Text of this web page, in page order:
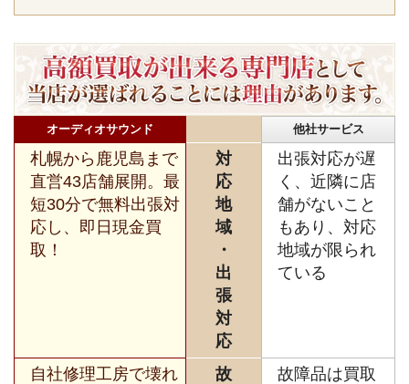
オーディオサウンド 他社サービス
札幌から鹿児島まで
直営43店舗展開。最
短30分で無料出張対
応し、即日現金買
取！
対
応
地
域
・
出
張
対
応
出張対応が遅
く、近隣に店
舗がないこと
もあり、対応
地域が限られ
ている
自社修理工房で壊れ
故
故障品は買取